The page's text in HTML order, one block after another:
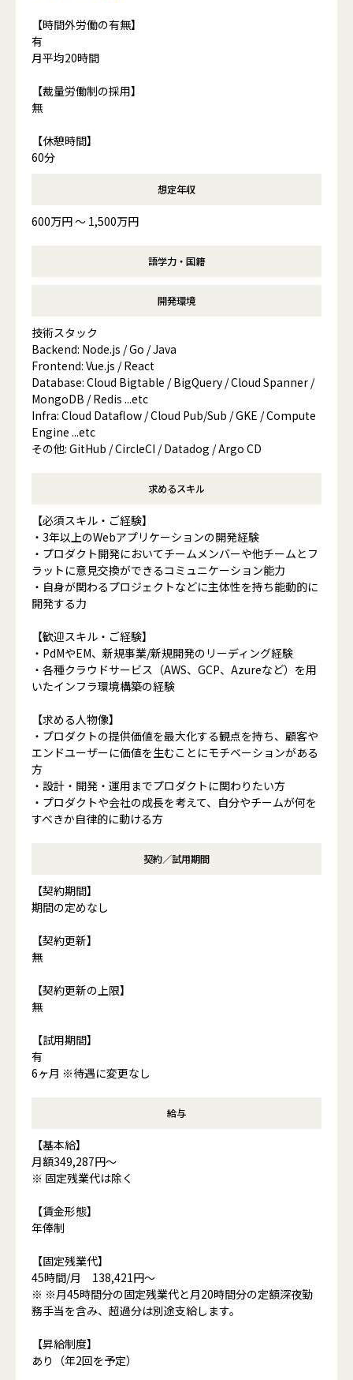
【時間外労働の有無】
有
月平均20時間
【裁量労働制の採用】
無
【休憩時間】
60分
想定年収
600万円 〜 1,500万円
語学力・国籍
開発環境
技術スタック
Backend: Node.js / Go / Java
Frontend: Vue.js / React
Database: Cloud Bigtable / BigQuery / Cloud Spanner /
MongoDB / Redis ...etc
Infra: Cloud Dataflow / Cloud Pub/Sub / GKE / Compute
Engine ...etc
その他: GitHub / CircleCI / Datadog / Argo CD
求めるスキル
【必須スキル・ご経験】
・3年以上のWebアプリケーションの開発経験
・プロダクト開発においてチームメンバーや他チームとフ
ラットに意見交換ができるコミュニケーション能力
・自身が関わるプロジェクトなどに主体性を持ち能動的に
開発する力
【歓迎スキル・ご経験】
・PdMやEM、新規事業/新規開発のリーディング経験
・各種クラウドサービス（AWS、GCP、Azureなど）を用
いたインフラ環境構築の経験
【求める人物像】
・プロダクトの提供価値を最大化する観点を持ち、顧客や
エンドユーザーに価値を生むことにモチベーションがある
方
・設計・開発・運用までプロダクトに関わりたい方
・プロダクトや会社の成長を考えて、自分やチームが何を
すべきか自律的に動ける方
契約／試用期間
【契約期間】
期間の定めなし
【契約更新】
無
【契約更新の上限】
無
【試用期間】
有
6ヶ月 ※待遇に変更なし
給与
【基本給】
月額349,287円～
※ 固定残業代は除く
【賃金形態】
年俸制
【固定残業代】
45時間/月 138,421円～
※ ※月45時間分の固定残業代と月20時間分の定額深夜勤
務手当を含み、超過分は別途支給します。
【昇給制度】
あり（年2回を予定）